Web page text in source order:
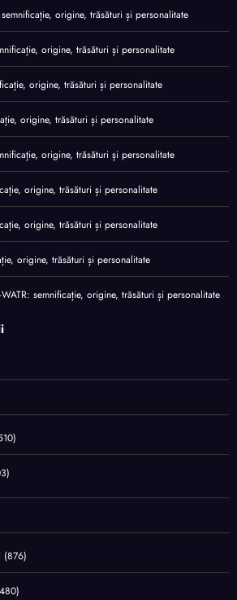
semnificație, origine, trăsături și personalitate
origine, trăsături și personalitate
origine, trăsături și personalitate
origine, trăsături și personalitate
origine, trăsături și personalitate
origine, trăsături și personalitate
origine, trăsături și personalitate
origine, trăsături și personalitate
WATR: semnificație, origine, trăsături și personalitate
(876)